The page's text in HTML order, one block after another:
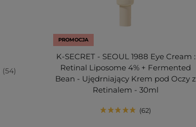
54
PROMOCJA
K-SECRET - SEOUL 1988 Eye Cream :
Retinal Liposome 4% + Fermented
Bean - Ujędrniający Krem pod Oczy z
Retinalem - 30ml
62